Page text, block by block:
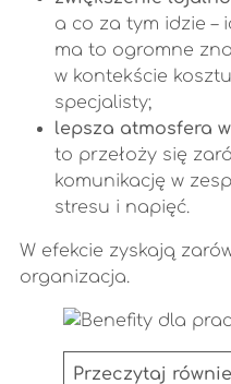
a co za tym idzie –
ma to ogromne
w kontekście
specjalisty;
lepsza atmosfera
to przełoży się
komunikację w
stresu i napięć.
W efekcie zyskają
organizacja.
Przeczytaj